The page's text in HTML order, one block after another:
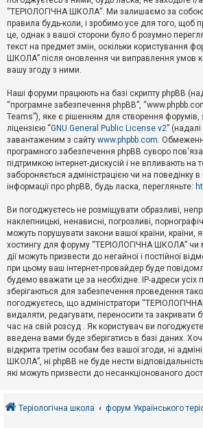
а
ц
я
Т
м
и
б
е
з
в
і
д
п
о
в
д
й
А
к
т
и
в
н
т
е
м
и
о
“ТЕРІОЛОГІЧНА ШКОЛА”. Ми залишаємо за собою
правила будь-коли, і зробимо усе для того, щоб
це, однак з вашої сторони було б розумно
текст на предмет змін, оскільки користування
ШКОЛА” після оновлення чи виправлення умов
вашу згоду з ними.
Наші форуми працюють на базі скрипту phpBB
“програмне забезпечення phpBB”,
Teams”), яке є рішенням для створення
ліцензією “GNU General Public License v2” (надалі
завантаженим з сайту www.phpbb.com.
програмного забезпечення phpBB суворо
підтримкою інтернет-дискусій і не впливають
забороняється адміністрацією чи на поведінку
інформації про phpBB, будь ласка, перегляньте:
Ви погоджуєтесь не розміщувати образливі,
наклепницькі, ненависні, погрозливі,
можуть порушувати закони вашої країни, країни,
хостингу для форуму “ТЕРІОЛОГІЧНА ШКОЛА” чи
дії можуть призвести до негайної і постійної
при цьому ваш інтернет-провайдер буде
будемо вважати це за необхідне. IP-адреси усіх
зберігаються для забезпечення проведення
погоджуєтесь, що адміністратори
видаляти, редагувати, переносити та закривати
час на свій розсуд . Як користувач ви
введена вами буде зберігатись в базі даних.
відкрита третім особам без вашої згоди, ні
ШКОЛА”, ні phpBB не буде нести відповідальність
які можуть призвести до несанкціонованого
Теріологічна школа форум Українського